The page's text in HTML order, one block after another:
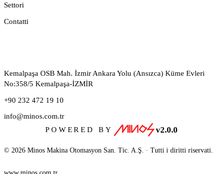
Settori
Contatti
Kemalpaşa OSB Mah. İzmir Ankara Yolu (Ansızca) Küme Evleri
No:358/5 Kemalpaşa-İZMİR
+90 232 472 19 10
info@minos.com.tr
POWERED BY v2.0.0
© 2026 Minos Makina Otomasyon San. Tic. A.Ş. · Tutti i diritti riservati.
www.minos.com.tr